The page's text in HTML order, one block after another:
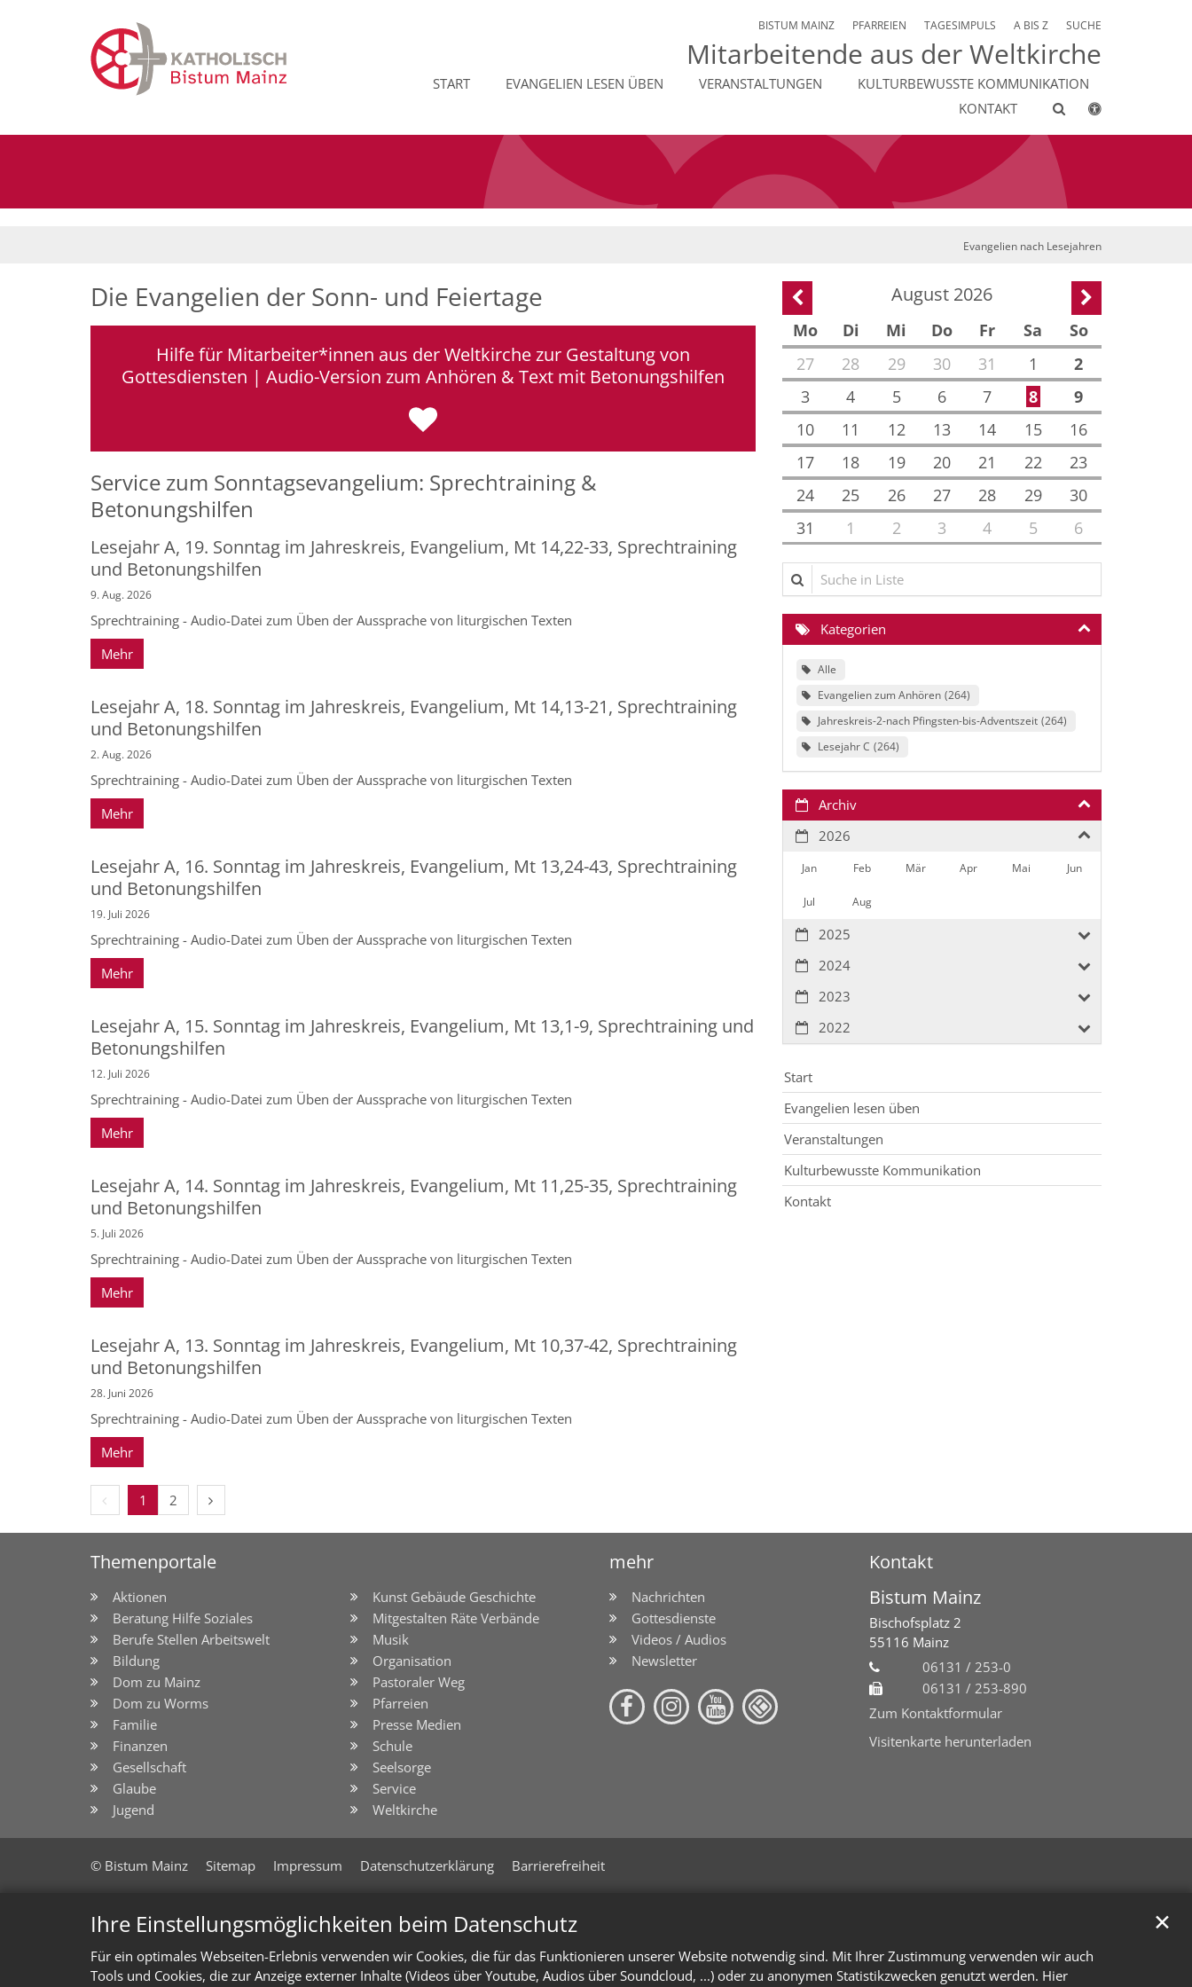
Ihre Einstellungsmöglichkeiten beim Datenschutz
Für ein optimales Webseiten-Erlebnis verwenden wir Cookies, die für das Funktionieren unserer Website notwendig sind. Mit Ihrer Zustimmung verwenden wir auch
Tools und Cookies, die zur Anzeige externer Inhalte (Videos über Youtube, Audios über Soundcloud, ...) oder zu anonymen Statistikzwecken genutzt werden. Hier
✕
BISTUM MAINZ PFARREIEN TAGESIMPULS A BIS Z SUCHE
Mitarbeitende aus der Weltkirche
START EVANGELIEN LESEN ÜBEN VERANSTALTUNGEN
KULTURBEWUSSTE KOMMUNIKATION
KONTAKT
Evangelien nach Lesejahren
Die Evangelien der Sonn- und Feiertage
Hilfe für Mitarbeiter*innen aus der Weltkirche zur Gestaltung von
Gottesdiensten | Audio-Version zum Anhören & Text mit Betonungshilfen
Service zum Sonntagsevangelium: Sprechtraining &
Betonungshilfen
Lesejahr A, 19. Sonntag im Jahreskreis, Evangelium, Mt 14,22-33, Sprechtraining
und Betonungshilfen
9. Aug. 2026
Sprechtraining - Audio-Datei zum Üben der Aussprache von liturgischen Texten
Mehr
Lesejahr A, 18. Sonntag im Jahreskreis, Evangelium, Mt 14,13-21, Sprechtraining
und Betonungshilfen
2. Aug. 2026
Sprechtraining - Audio-Datei zum Üben der Aussprache von liturgischen Texten
Mehr
Lesejahr A, 16. Sonntag im Jahreskreis, Evangelium, Mt 13,24-43, Sprechtraining
und Betonungshilfen
19. Juli 2026
Sprechtraining - Audio-Datei zum Üben der Aussprache von liturgischen Texten
Mehr
Lesejahr A, 15. Sonntag im Jahreskreis, Evangelium, Mt 13,1-9, Sprechtraining und
Betonungshilfen
12. Juli 2026
Sprechtraining - Audio-Datei zum Üben der Aussprache von liturgischen Texten
Mehr
Lesejahr A, 14. Sonntag im Jahreskreis, Evangelium, Mt 11,25-35, Sprechtraining
und Betonungshilfen
5. Juli 2026
Sprechtraining - Audio-Datei zum Üben der Aussprache von liturgischen Texten
Mehr
Lesejahr A, 13. Sonntag im Jahreskreis, Evangelium, Mt 10,37-42, Sprechtraining
und Betonungshilfen
28. Juni 2026
Sprechtraining - Audio-Datei zum Üben der Aussprache von liturgischen Texten
Mehr
Vorherige Seite
1 2 Nächste Seite
Vorherige SeiteAugust 2026 Nächste Seite
Mo Di Mi Do Fr Sa
So
27
28 29 30 31 1
2
3
4 5 6 7 8
9
10
11 12 13 14 15
16
17
18 19 20 21 22
23
24
25 26 27 28 29
30
31
1 2 3 4 5 6
Suche in Liste
Kategorien
Alle
Evangelien zum Anhören 264
Jahreskreis-2-nach Pfingsten-bis-Adventszeit 264
Lesejahr C 264
Archiv
2026
Jan Feb Mär Apr Mai Jun
Jul Aug
2025
2024
2023
2022
Start
Evangelien lesen üben
Veranstaltungen
Kulturbewusste Kommunikation
Kontakt
Themenportale mehr Kontakt
Aktionen
Beratung Hilfe Soziales
Berufe Stellen Arbeitswelt
Bildung
Dom zu Mainz
Dom zu Worms
Familie
Finanzen
Gesellschaft
Glaube
Jugend
Kunst Gebäude Geschichte
Mitgestalten Räte Verbände
Musik
Organisation
Pastoraler Weg
Pfarreien
Presse Medien
Schule
Seelsorge
Service
Weltkirche
Nachrichten
Gottesdienste
Videos / Audios
Newsletter
Bistum Mainz
Bischofsplatz 2
55116 Mainz
06131 / 253-0
06131 / 253-890
Zum Kontaktformular
Visitenkarte herunterladen
© Bistum Mainz Sitemap Impressum Datenschutzerklärung Barrierefreiheit